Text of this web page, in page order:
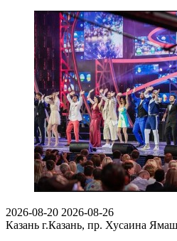
2026-08-20 2026-08-26
Казань г.Казань, пр. Хусаина